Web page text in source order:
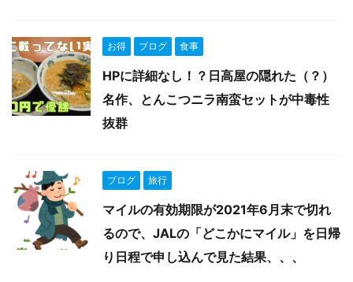
お得 ブログ 食事
HPに詳細なし！？日高屋の隠れた（？）
名作、とんこつニラ南蛮セットが中毒性
抜群
ブログ 旅行
マイルの有効期限が2021年6月末で切れ
るので、JALの「どこかにマイル」を日帰
り日程で申し込んで見た結果、、、